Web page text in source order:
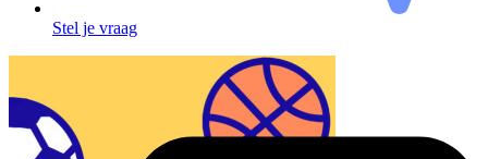
Stel je vraag